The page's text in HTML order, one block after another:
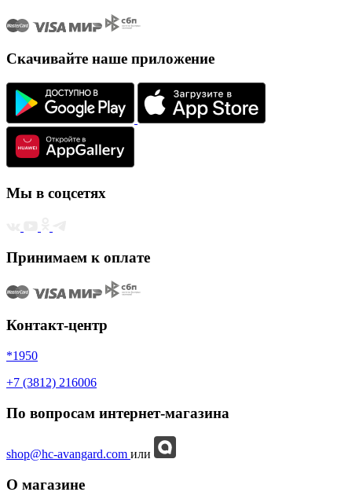
Скачивайте наше приложение
Мы в соцсетях
Принимаем к оплате
Контакт-центр
*1950
+7 (3812) 216006
По вопросам интернет-магазина
shop@hc-avangard.com или
О магазине